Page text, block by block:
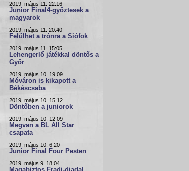
2019. május 11. 22:16
Junior Final4-győztesek a
magyarok
2019. május 11. 20:40
Felülhet a trónra a Siófok
2019. május 11. 15:05
Lehengerlő játékkal döntős a
Győr
2019. május 10. 19:09
Móváron is kikapott a
Békéscsaba
2019. május 10. 15:12
Döntőben a juniorok
2019. május 10. 12:09
Megvan a BL All Star
csapata
2019. május 10. 6:20
Junior Final Four Pesten
2019. május 9. 18:04